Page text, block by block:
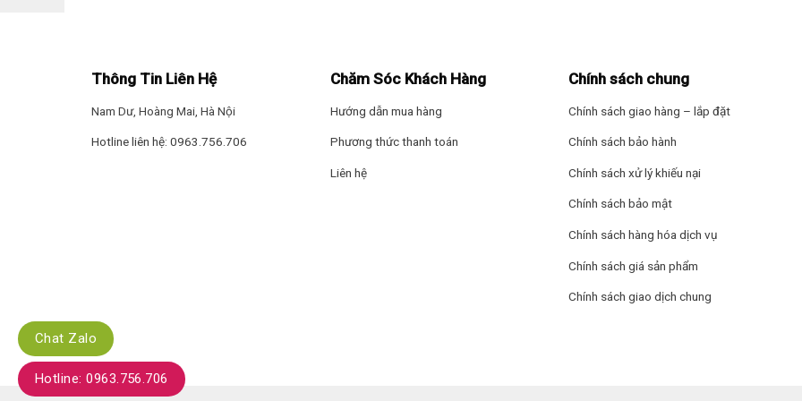
Ngăn đá
– Ngăn đáFreeze Zone (-18°C) 7 lít, đáp ứng nhu cầu trữ đông thực phẩm như thịt cá, hải sản, đá viên hay kem,…
– Tủ lạnh Hisense có thiết kế nắp đậy kín, hạn chế lẫn mùi giữa các loại thực phẩm trong tủ.
Thông Tin Liên Hệ
Nam Dư, Hoàng Mai, Hà Nội
Hotline liên hệ: 0963.756.706
Chăm Sóc Khách Hàng
Hướng dẫn mua hàng
Phương thức thanh toán
Liên hệ
Chính sách chung
Chính sách giao hàng – lắp đặt
Chính sách bảo hành
Chính sách xử lý khiếu nại
Chính sách bảo mật
Chính sách hàng hóa dịch vụ
Chính sách giá sản phẩm
Chính sách giao dịch chung
Chat Zalo
Hotline: 0963.756.706